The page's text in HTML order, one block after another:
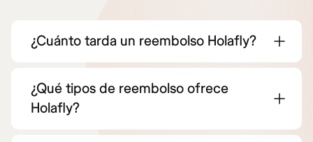
¿Cuánto tarda un reembolso Holafly?
¿Qué tipos de reembolso ofrece
Holafly?